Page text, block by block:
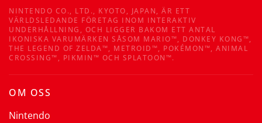
NINTENDO CO., LTD., KYOTO, JAPAN, ÄR ETT
VÄRLDSLEDANDE FÖRETAG INOM INTERAKTIV
UNDERHÅLLNING, OCH LIGGER BAKOM ETT ANTAL
IKONISKA VARUMÄRKEN SÅSOM MARIO™, DONKEY KONG™,
THE LEGEND OF ZELDA™, METROID™, POKÉMON™, ANIMAL
CROSSING™, PIKMIN™ OCH SPLATOON™.
OM OSS
Nintendo